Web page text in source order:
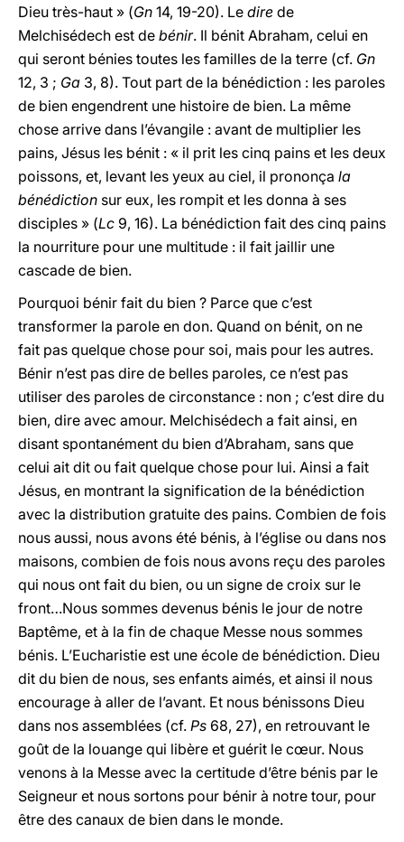
Dieu très-haut » (Gn 14, 19-20). Le dire de
Melchisédech est de bénir. Il bénit Abraham, celui en
qui seront bénies toutes les familles de la terre (cf. Gn
12, 3 ; Ga 3, 8). Tout part de la bénédiction : les paroles
de bien engendrent une histoire de bien. La même
chose arrive dans l’évangile : avant de multiplier les
pains, Jésus les bénit : « il prit les cinq pains et les deux
poissons, et, levant les yeux au ciel, il prononça la
bénédiction sur eux, les rompit et les donna à ses
disciples » (Lc 9, 16). La bénédiction fait des cinq pains
la nourriture pour une multitude : il fait jaillir une
cascade de bien.
Pourquoi bénir fait du bien ? Parce que c’est
transformer la parole en don. Quand on bénit, on ne
fait pas quelque chose pour soi, mais pour les autres.
Bénir n’est pas dire de belles paroles, ce n’est pas
utiliser des paroles de circonstance : non ; c’est dire du
bien, dire avec amour. Melchisédech a fait ainsi, en
disant spontanément du bien d’Abraham, sans que
celui ait dit ou fait quelque chose pour lui. Ainsi a fait
Jésus, en montrant la signification de la bénédiction
avec la distribution gratuite des pains. Combien de fois
nous aussi, nous avons été bénis, à l’église ou dans nos
maisons, combien de fois nous avons reçu des paroles
qui nous ont fait du bien, ou un signe de croix sur le
front…Nous sommes devenus bénis le jour de notre
Baptême, et à la fin de chaque Messe nous sommes
bénis. L’Eucharistie est une école de bénédiction. Dieu
dit du bien de nous, ses enfants aimés, et ainsi il nous
encourage à aller de l’avant. Et nous bénissons Dieu
dans nos assemblées (cf. Ps 68, 27), en retrouvant le
goût de la louange qui libère et guérit le cœur. Nous
venons à la Messe avec la certitude d’être bénis par le
Seigneur et nous sortons pour bénir à notre tour, pour
être des canaux de bien dans le monde.